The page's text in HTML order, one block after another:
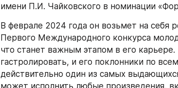
имени П.И. Чайковского в номинации
В феврале 2024 года он возьмет на себя
Первого Международного конкурса
что станет важным этапом в его
гастролировать, и его поклонники по
действительно один из самых